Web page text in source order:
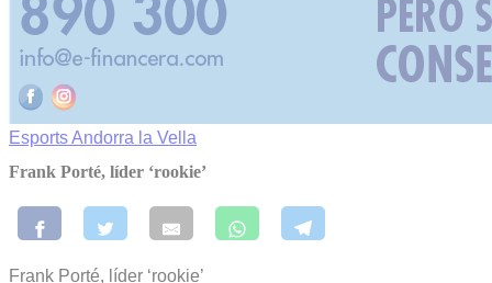
EsportsAndorra la Vella
Frank Porté, líder ‘rookie’
Frank Porté, líder ‘rookie’